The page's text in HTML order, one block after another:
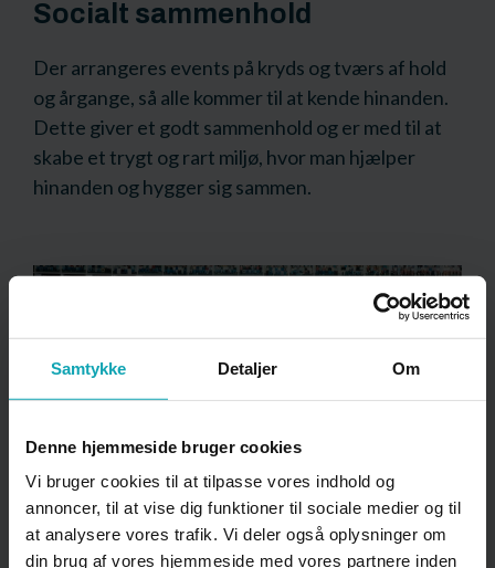
Samtykke Detaljer Om
Denne hjemmeside bruger cookies
Vi bruger cookies til at tilpasse vores indhold og
annoncer, til at vise dig funktioner til sociale medier og til
at analysere vores trafik. Vi deler også oplysninger om
din brug af vores hjemmeside med vores partnere inden
Socialt sammenhold
Der arrangeres events på kryds og tværs af hold
og årgange, så alle kommer til at kende hinanden.
Dette giver et godt sammenhold og er med til at
skabe et trygt og rart miljø, hvor man hjælper
hinanden og hygger sig sammen.